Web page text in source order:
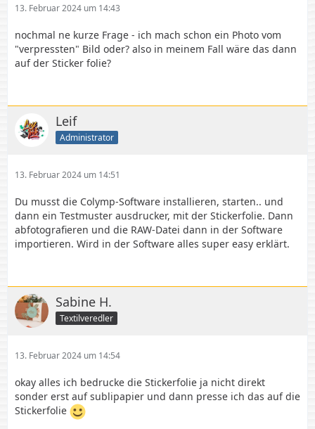
13. Februar 2024 um 14:43
nochmal ne kurze Frage - ich mach schon ein Photo vom
"verpressten" Bild oder? also in meinem Fall wäre das dann
auf der Sticker folie?
Leif
Administrator
13. Februar 2024 um 14:51
Du musst die Colymp-Software installieren, starten.. und
dann ein Testmuster ausdrucker, mit der Stickerfolie. Dann
abfotografieren und die RAW-Datei dann in der Software
importieren. Wird in der Software alles super easy erklärt.
Sabine H.
Textilveredler
13. Februar 2024 um 14:54
okay alles ich bedrucke die Stickerfolie ja nicht direkt
sonder erst auf sublipapier und dann presse ich das auf die
Stickerfolie